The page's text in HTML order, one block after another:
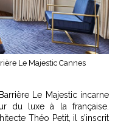
Le Majestic Cannes
Le Majestic incarne
du luxe à la française.
Théo Petit, il s’inscrit